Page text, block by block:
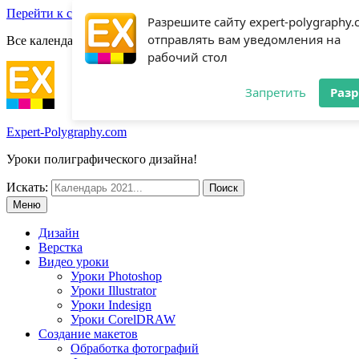
Разрешите сайту expert-
отправлять вам уведомления на
рабочий стол
Запретить
Перейти к содержимому
Все календари 2022: Посмотреть шаблоны!
Expert-Polygraphy.com
Уроки полиграфического дизайна!
Искать:
Меню
Дизайн
Верстка
Видео уроки
Уроки Photoshop
Уроки Illustrator
Уроки Indesign
Уроки CorelDRAW
Создание макетов
Обработка фотографий